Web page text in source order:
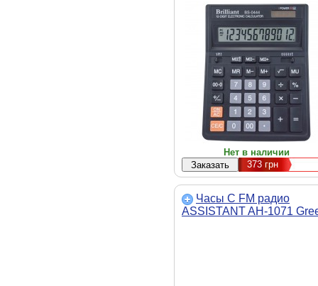
Нет в наличии
373грн
Часы С FM радио
ASSISTANT AH-1071